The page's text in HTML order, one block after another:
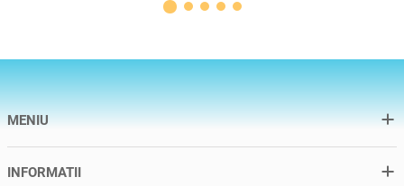
MENIU
INFORMATII